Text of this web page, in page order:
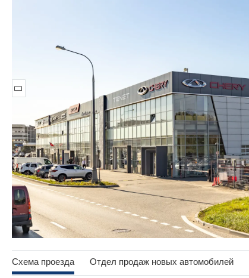
Схема проезда Отдел продаж новых автомобилей